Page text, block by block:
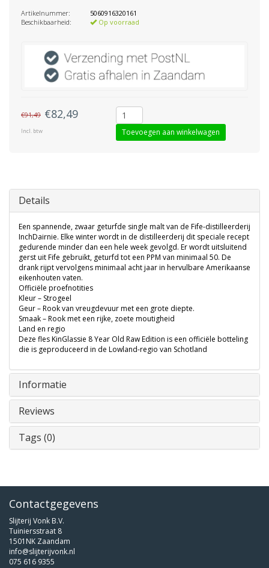
Artikelnummer:
5060916320161
Beschikbaarheid:
Op voorraad
€91,49 €82,49
Incl. btw Toevoegen aan winkelwagen
Details
Een spannende, zwaar geturfde single malt van de Fife-distilleerderij
InchDairnie. Elke winter wordt in de distilleerderij dit speciale recept
gedurende minder dan een hele week gevolgd. Er wordt uitsluitend
gerst uit Fife gebruikt, geturfd tot een PPM van minimaal 50. De
drank rijpt vervolgens minimaal acht jaar in hervulbare Amerikaanse
eikenhouten vaten.
Officiële proefnotities
Kleur – Strogeel
Geur – Rook van vreugdevuur met een grote diepte.
Smaak – Rook met een rijke, zoete moutigheid
Land en regio
Deze fles KinGlassie 8 Year Old Raw Edition is een officiële botteling
die is geproduceerd in de Lowland-regio van Schotland
Informatie
Reviews
Tags (0)
Contactgegevens
Slijterij Vonk B.V.
Tuiniersstraat 8
1501NK Zaandam
info@slijterijvonk.nl
075 616 9355